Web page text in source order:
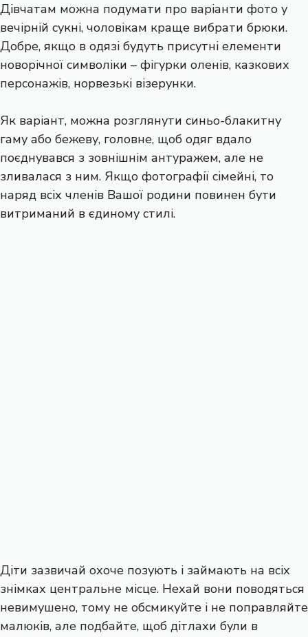
Дівчатам можна подумати про варіанти фото у
вечірній сукні, чоловікам краще вибрати брюки.
Добре, якщо в одязі будуть присутні елементи
новорічної символіки – фігурки оленів, казкових
персонажів, норвезькі візерунки.
Як варіант, можна розглянути синьо-блакитну
гаму або бежеву, головне, щоб одяг вдало
поєднувався з зовнішнім антуражем, але не
зливалася з ним. Якщо фотографії сімейні, то
наряд всіх членів Вашої родини повинен бути
витриманий в єдиному стилі.
Діти зазвичай охоче позують і займають на всіх
знімках центральне місце. Нехай вони поводяться
невимушено, тому не обсмикуйте і не поправляйте
малюків, але подбайте, щоб дітлахи були в